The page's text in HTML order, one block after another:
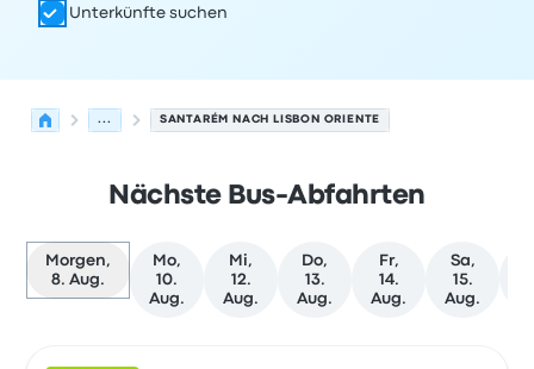
Unterkünfte suchen
... SANTARÉM NACH LISBON ORIENTE
Nächste Bus-Abfahrten
Morgen,
8. Aug.
Mo,
10.
Aug.
Mi,
12.
Aug.
Do,
13.
Aug.
Fr,
14.
Aug.
Sa,
15.
Aug.